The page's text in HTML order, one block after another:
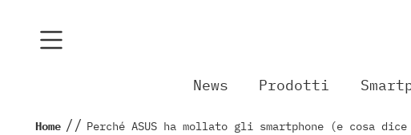
News Prodotti
Home // Perché ASUS ha mollato gli smartphone (e cosa